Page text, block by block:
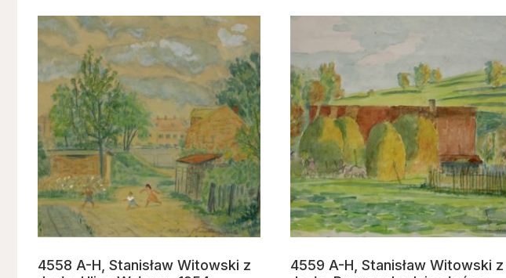
4558 A-H, Stanisław Witowski z
4559 A-H, Stanisław Witowski z